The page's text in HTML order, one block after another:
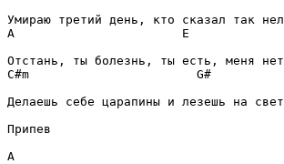
A
E
C#m
G#
Делаешь себе царапины и лезешь на свет
Припев
A